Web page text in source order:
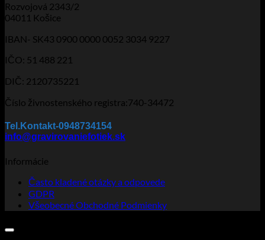
Rozvojová 2343/2
04011 Košice
IBAN- SK43 0900 0000 0052 3034 9227
IČO: 51 488 221
DIČ: 2120735221
Číslo živnostenského registra:740-34472
Tel.Kontakt-0948734154
info@gravirovaniefotiek.sk
Informácie
Často kladené otázky a odpovede
GDPR
Všeobecné Obchodné Podmienky